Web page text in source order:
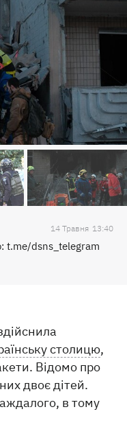
14 Травня 13:40
t.me/dsns_telegram
столицю,
Відомо про
двоє дітей.
в тому